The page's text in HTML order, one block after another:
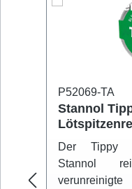
P52069-TA
Stannol
Der Tippy
Stannol